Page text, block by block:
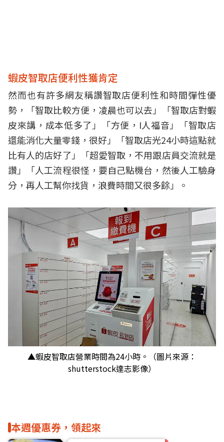
蝦皮智取店便利性獲肯定
然而也有許多網友稱讚智取店便利性和時間彈性優
勢，「智取比較方便，凌晨也可以去」「智取店對蝦
皮來講，成本低多了」「方便，I人福音」「智取店
還能消化大量零錢，很好」「智取店光24小時這點就
比有人的店好了」「超愛智取，不用跟店員交流就是
讚」「人工流程很怪，要自己點機台，然後人工驗身
分，再人工幫你找貨，浪費時間又很多餘」。
▲蝦皮智取店營業時間為24小時。（圖片來源：
shutterstock達志影像）
本週優惠券，領起來